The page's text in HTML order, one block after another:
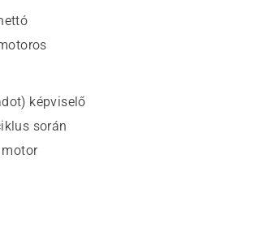
képviselő
során